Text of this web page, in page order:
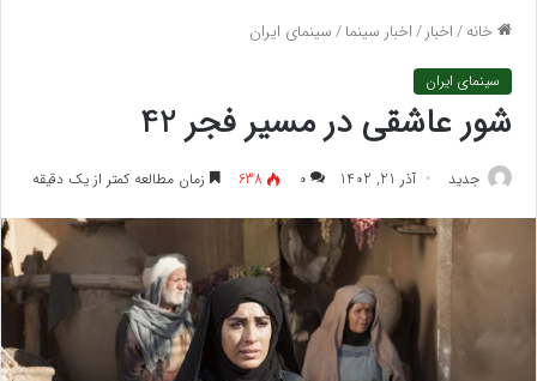
خانه/اخبار/اخبار سینما/سینمای ایران
سینمای ایران
شور عاشقی در مسیر فجر 42
جدید آذر 21, 1402 ۰ 638 زمان مطالعه کمتر از یک دقیقه